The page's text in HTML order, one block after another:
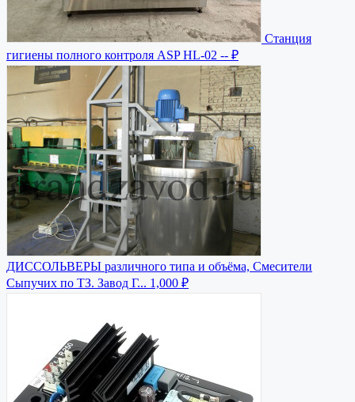
Станция
гигиены полного контроля ASP HL-02 -- ₽
ДИССОЛЬВЕРЫ различного типа и объёма, Смесители
Сыпучих по ТЗ. Завод Г... 1,000 ₽